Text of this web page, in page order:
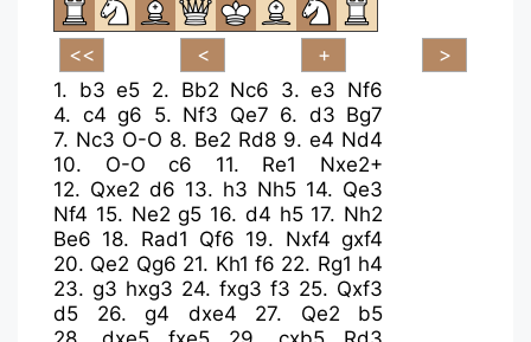
1. b3 e5 2. Bb2 Nc6 3.e3 Nf6
4. c4 g6 5. Nf3 Qe7 6. d3 Bg7
7. Nc3 O-O 8. Be2 Rd8 9. e4 Nd4
10. O-O c6 11. Re1
Nxe2+
12. Qxe2 d6 13. h3 Nh5 14. Qe3
Nf4 15. Ne2 g5 16. d4 h5 17. Nh2
Be6 18. Rad1 Qf6 19. Nxf4 gxf4
20. Qe2 Qg6 21. Kh1 f6 22. Rg1 h4
23. g3 hxg3 24. fxg3 f3 25. Qxf3
d5
26. g4 dxe4 27. Qe2
b5